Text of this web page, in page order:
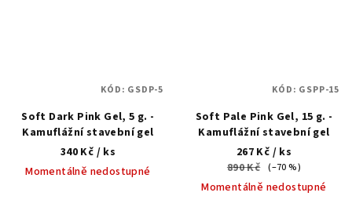
Soft Dark Pink Gel, 5 g. -
Kamuflážní stavební gel
340 Kč / ks
Momentálně nedostupné
KÓD: GSDP-5
Soft Pale Pink Gel, 15 g. -
Kamuflážní stavební gel
267 Kč / ks
890 Kč (–70 %)
Momentálně nedostupné
KÓD: GSPP-15